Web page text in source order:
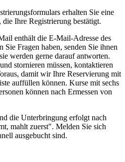
erhalten Sie eine
Ihre Registrierung bestätigt.
enthält die E-Mail-Adresse des
Fragen haben, senden Sie ihnen
werden gerne darauf antworten.
stornieren müssen, kontaktieren
damit wir Ihre Reservierung mit
auffüllen können. Kurse mit sechs
können nach Ermessen von
die Unterbringung erfolgt nach
mahlt zuerst". Melden Sie sich
ausgebucht sind.